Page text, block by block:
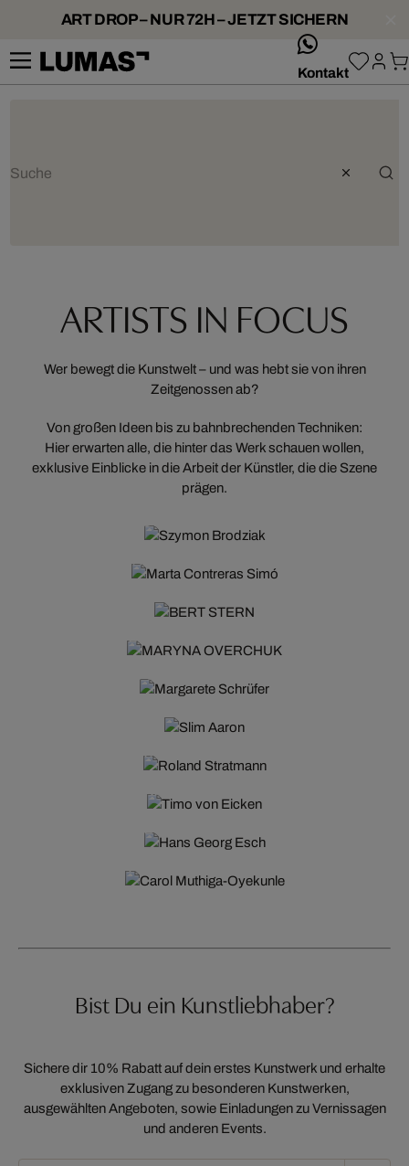
ART DROP – NUR 72H – JETZT SICHERN
Kontakt
ARTISTS IN FOCUS
Wer bewegt die Kunstwelt – und was hebt sie von ihren
Zeitgenossen ab?
Von großen Ideen bis zu bahnbrechenden Techniken:
Hier erwarten alle, die hinter das Werk schauen wollen,
exklusive Einblicke in die Arbeit der Künstler, die die Szene
prägen.
SZYMON BRODZIAK
MARTA CONTRERAS SIMÓ
MARYNA OVERCHUK
MARGARETE SCHRÜFER
ROLAND STRATMANN
TIMO VON EICKEN
HANS GEORG ESCH
CAROL MUTHIGA-OYEKUNLE
Bist Du ein Kunst­liebhaber?
Sichere dir 10% Rabatt auf dein erstes Kunstwerk und erhalte
exklusiven Zugang zu besonderen Kunstwerken,
ausgewählten Angeboten, sowie Einladungen zu Vernissagen
und anderen Events.